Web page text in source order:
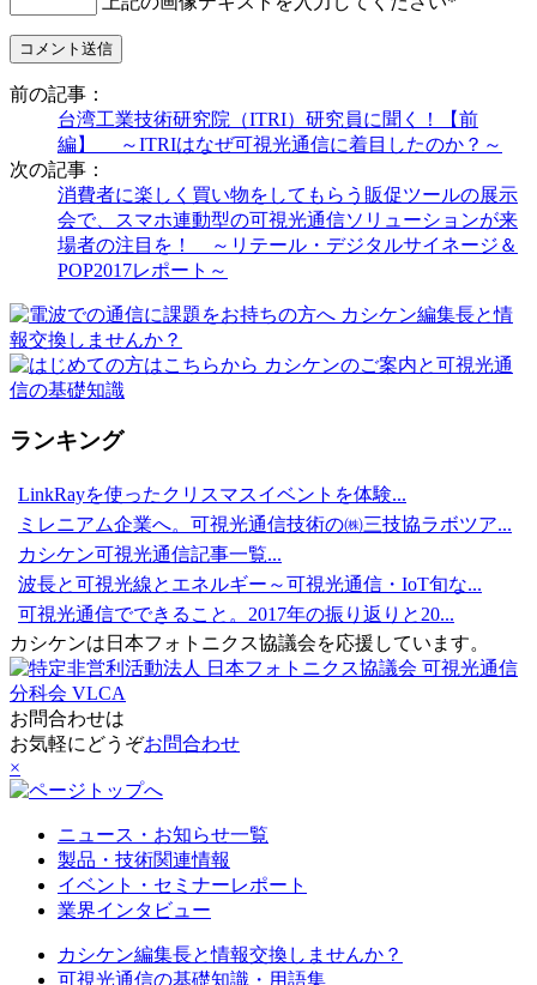
前の記事：
台湾工業技術研究院（ITRI）研究員に聞く！【前
編】 ～ITRIはなぜ可視光通信に着目したのか？～
次の記事：
消費者に楽しく買い物をしてもらう販促ツールの展示
会で、スマホ連動型の可視光通信ソリューションが来
場者の注目を！ ～リテール・デジタルサイネージ＆
POP2017レポート～
ランキング
LinkRayを使ったクリスマスイベントを体験...
ミレニアム企業へ。可視光通信技術の㈱三技協ラボツア...
カシケン可視光通信記事一覧...
波長と可視光線とエネルギー～可視光通信・IoT旬な...
可視光通信でできること。2017年の振り返りと20...
カシケンは日本フォトニクス協議会を応援しています。
お問合わせは
お気軽にどうぞお問合わせ
×
ニュース・お知らせ一覧
製品・技術関連情報
イベント・セミナーレポート
業界インタビュー
カシケン編集長と情報交換しませんか？
可視光通信の基礎知識・用語集